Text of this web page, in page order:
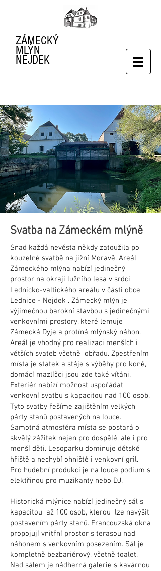
ZÁMECKÝ
MLÝN
NEJDEK
Svatba na Zámeckém mlýně
Snad každá nevěsta někdy zatoužila po
kouzelné svatbě na jižní Moravě. Areál
Zámeckého mlýna nabízí jedinečný
prostor na okraji lužního lesa v srdci
Lednicko-valtického areálu v části obce
Lednice - Nejdek . Zámecký mlýn je
výjimečnou barokní stavbou s jedinečnými
venkovními prostory, které lemuje
Zámecká Dyje a protíná mlýnský náhon.
Areál je vhodný pro realizaci menších i
větších svateb včetně obřadu. Zpestřením
místa je statek a stáje s výběhy pro koně,
domácí mazlíčci jsou zde také vítáni.
Exteriér nabízí možnost uspořádat
venkovní svatbu s kapacitou nad 100 osob.
Tyto svatby řešíme zajištěním velkých
párty stanů postavených na louce.
Samotná atmosféra místa se postará o
skvělý zážitek nejen pro dospělé, ale i pro
menší děti. Lesoparku dominuje dětské
hřiště a nechybí ohniště i venkovní gril.
Pro hudební produkci je na louce podium s
elektřinou pro muzikanty nebo DJ.
Historická mlýnice nabízí jedinečný sál s
kapacitou až 100 osob, kterou lze navýšit
postavením párty stanů. Francouzská okna
propojují vnitřní prostor s terasou nad
náhonem s venkovním posezením. Sál je
kompletně bezbariérový, včetně toalet.
Nad sálem je nádherná galerie s kavárnou